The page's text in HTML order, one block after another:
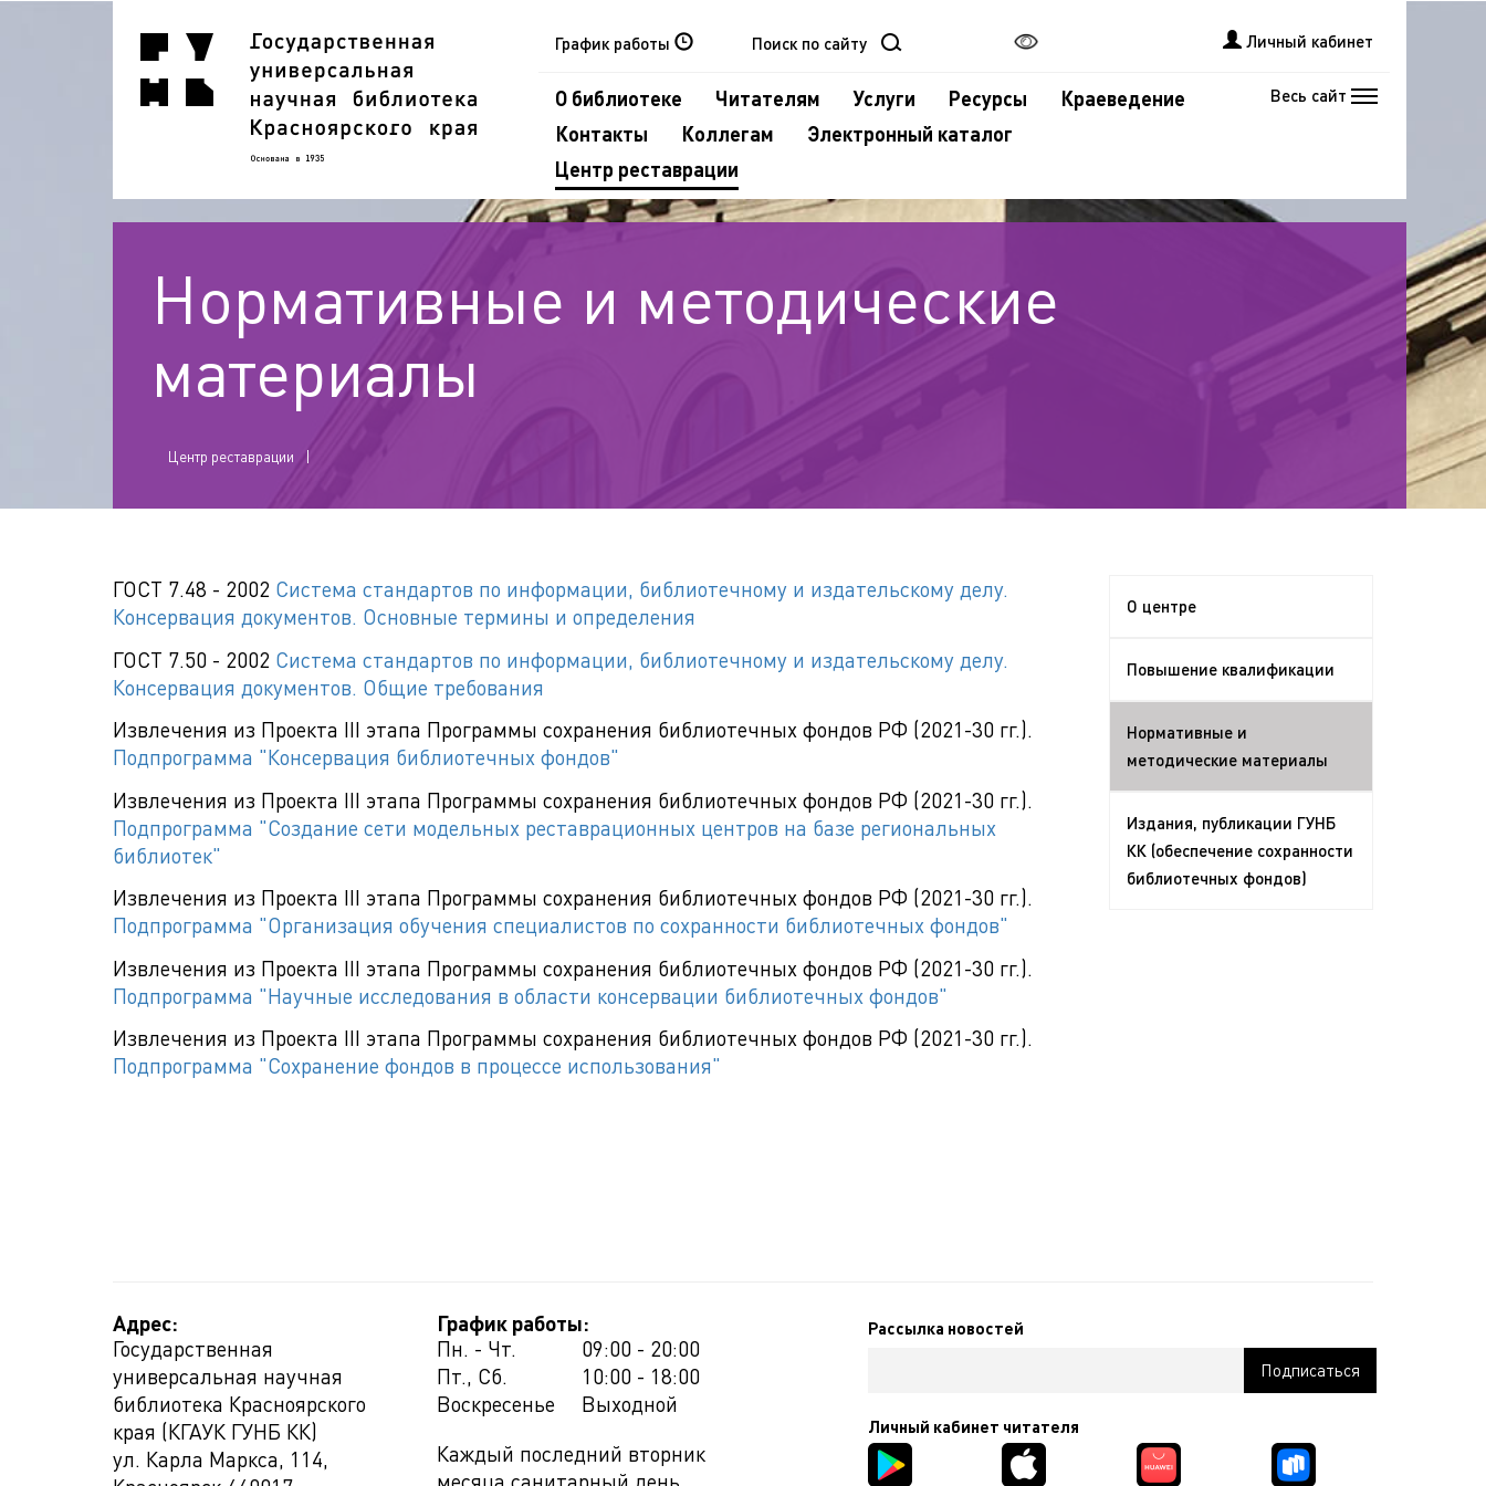
График работы Личный кабинет
О библиотеке Читателям Услуги Ресурсы
Краеведение
Контакты
Коллегам
Электронный каталог
Центр реставрации
Весь сайт
Нормативные и методические
материалы
Центр реставрации
ГОСТ 7.48 - 2002 Система стандартов по информации, библиотечному и издательскому делу.
Консервация документов. Основные термины и определения
ГОСТ 7.50 - 2002 Система стандартов по информации, библиотечному и издательскому делу.
Консервация документов. Общие требования
Извлечения из Проекта III этапа Программы сохранения библиотечных фондов РФ (2021-30 гг.).
Подпрограмма "Консервация библиотечных фондов"
Извлечения из Проекта III этапа Программы сохранения библиотечных фондов РФ (2021-30 гг.).
Подпрограмма "Создание сети модельных реставрационных центров на базе региональных
библиотек"
Извлечения из Проекта III этапа Программы сохранения библиотечных фондов РФ (2021-30 гг.).
Подпрограмма "Организация обучения специалистов по сохранности библиотечных фондов"
Извлечения из Проекта III этапа Программы сохранения библиотечных фондов РФ (2021-30 гг.).
Подпрограмма "Научные исследования в области консервации библиотечных фондов"
Извлечения из Проекта III этапа Программы сохранения библиотечных фондов РФ (2021-30 гг.).
Подпрограмма "Сохранение фондов в процессе использования"
О центре
Повышение квалификации
Нормативные и
методические материалы
Издания, публикации ГУНБ
КК (обеспечение сохранности
библиотечных фондов)
Адрес:
Государственная
универсальная научная
библиотека Красноярского
края (КГАУК ГУНБ КК)
ул. Карла Маркса, 114,
График работы:
Пн. - Чт.
09:00 - 20:00
Пт., Сб.
10:00 - 18:00
Воскресенье
Выходной
Каждый последний вторник
месяца санитарный день
Рассылка новостей
Личный кабинет читателя